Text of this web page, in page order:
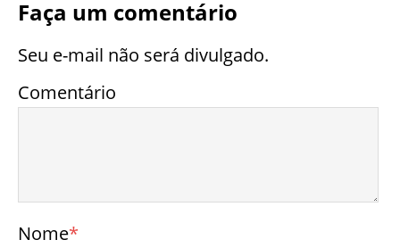
Faça um comentário
Seu e-mail não será divulgado.
Comentário
Nome*